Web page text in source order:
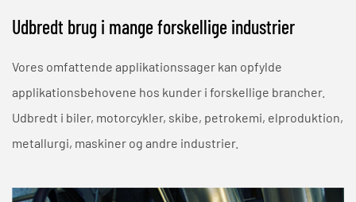
Udbredt brug i mange forskellige industrier
Vores omfattende applikationssager kan opfylde
applikationsbehovene hos kunder i forskellige brancher.
Udbredt i biler, motorcykler, skibe, petrokemi, elproduktion,
metallurgi, maskiner og andre industrier.